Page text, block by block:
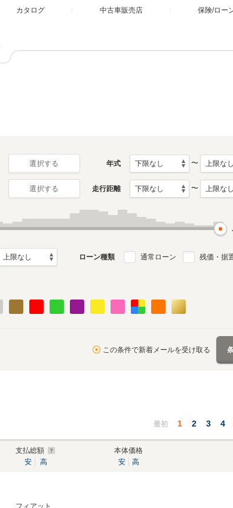
カタログ 中古車販売店 保険/ロー
選択する 年式 〜
選択する 走行距離 〜
ローン種類 通常ローン 残価・据
この条件で新着メールを受け取る
最初 1 2 3 4
支払総額
安
高
本体価格
安
高
フィアット